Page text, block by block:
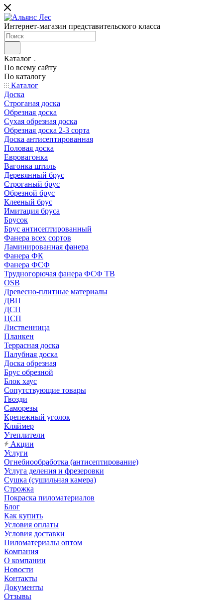
Интернет-магазин представительского класса
Каталог
По всему сайту
По каталогу
Каталог
Доска
Строганая доска
Обрезная доска
Сухая обрезная доска
Обрезная доска 2-3 сорта
Доска антисептированная
Половая доска
Евровагонка
Вагонка штиль
Деревянный брус
Строганый брус
Обрезной брус
Клееный брус
Имитация бруса
Брусок
Брус антисептированный
Фанера всех сортов
Ламинированная фанера
Фанера ФК
Фанера ФСФ
Трудногорючая фанера ФСФ ТВ
OSB
Древесно-плитные материалы
ДВП
ДСП
ЦСП
Лиственница
Планкен
Террасная доска
Палубная доска
Доска обрезная
Брус обрезной
Блок хаус
Сопутствующие товары
Гвозди
Саморезы
Крепежный уголок
Кляймер
Утеплители
Акции
Услуги
Огнебиообработка (антисептирование)
Услуга деления и фрезеровки
Сушка (сушильная камера)
Строжка
Покраска пиломатериалов
Блог
Как купить
Условия оплаты
Условия доставки
Пиломатериалы оптом
Компания
О компании
Новости
Контакты
Документы
Отзывы